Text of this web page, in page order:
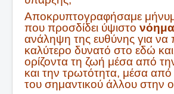
Aποκρυπτογραφήσαμε
που προσδίδει ύψιστο νόημα
ανάληψη της ευθύνης για να
καλύτερο δυνατό στο εδώ
ορίζοντα τη ζωή μέσα από
και την τρωτότητα, μέσα από
του σημαντικού άλλου στην